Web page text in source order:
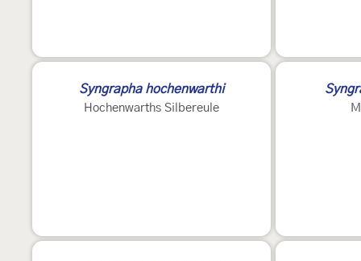
Syngrapha hochenwarthi
Hochenwarths Silbereule